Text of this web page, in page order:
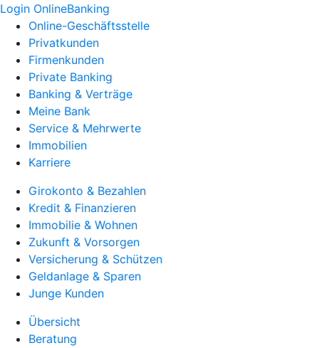
Login OnlineBanking
Online-Geschäftsstelle
Privatkunden
Firmenkunden
Private Banking
Banking & Verträge
Meine Bank
Service & Mehrwerte
Immobilien
Karriere
Girokonto & Bezahlen
Kredit & Finanzieren
Immobilie & Wohnen
Zukunft & Vorsorgen
Versicherung & Schützen
Geldanlage & Sparen
Junge Kunden
Übersicht
Beratung